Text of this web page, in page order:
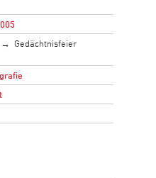
Gedächtnisfeier